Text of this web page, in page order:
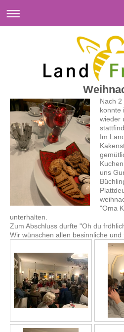
Nach
konnte
wieder
Im
uns
"Oma
unterhalten.
Zum Abschluss durfte "Oh du
Wir wünschen allen besinnliche und